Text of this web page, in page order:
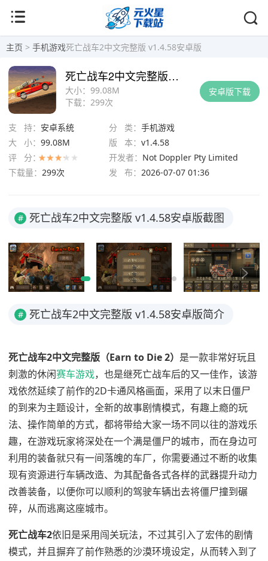
主页 > 手机游戏死亡战车2中文完整版 v1.4.58安卓版
安卓版下载
大小： 99.08M
下载： 299次
死亡战车2中文完整版 v1.4.58安卓版
支 持： 安卓系统 分 类： 手机游戏
大 小： 99.08M 版 本： v1.4.58
评 分：
开发者： Not Doppler Pty Limited
下载量： 299次 发 布： 2026-07-07 01:36
# 死亡战车2中文完整版 v1.4.58安卓版截图
# 死亡战车2中文完整版 v1.4.58安卓版简介
死亡战车2中文完整版（Earn to Die 2） 是一款非常好玩且
刺激的休闲赛车游戏，也是继死亡战车后的又一佳作，该游
戏依然延续了前作的2D卡通风格画面，采用了以末日僵尸
的到来为主题设计，全新的故事剧情模式，有趣上瘾的玩
法、操作简单的方式，都将带给大家一场不同以往的游戏乐
趣，在游戏玩家将深处在一个满是僵尸的城市，而在身边可
利用的装备就只有一间落魄的车厂，你需要通过不断的收集
现有资源进行车辆改造、为其配备各式各样的武器提升动力
改善装备，以便你可以顺利的驾驶车辆出去将僵尸撞到碾
碎，从而逃离这座城市。
死亡战车2依旧是采用闯关玩法，不过其引入了宏伟的剧情
模式，并且摒弃了前作熟悉的沙漠环境设定，从而转入到了